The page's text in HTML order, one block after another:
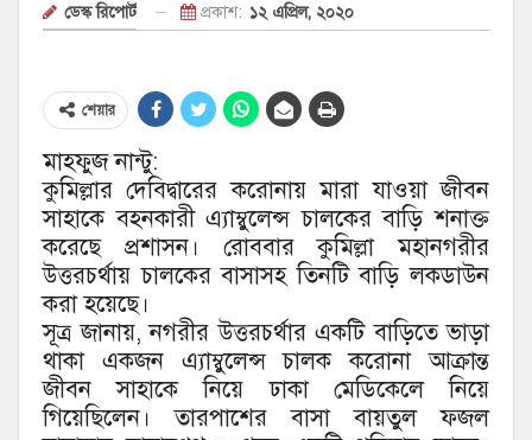
ডেস্ক রিপোর্ট প্রকাশ: ১২ এপ্রিল, ২০২০
শেয়ার
মাহফুজ নান্টু:
কুমিল্লার দেবিদ্বারের করোনায় মারা যাওয়া জীবন
সাহাকে বহনকারী এ্যাম্বুলেন্স চালকের বাড়ি শনাক্ত
করেছে প্রশাসন। রোববার কুমিল্লা মহানগরীর
উত্তরচর্থায় চালকের বাসাসহ তিনটি বাড়ি লকডাউন
করা হয়েছে।
সূত্র জানায়, নগরীর উত্তরচর্থার একটি বাড়িতে ভাড়া
থাকা একজন এ্যাম্বুলেন্স চালক করোনা আক্রান্ত
জীবন সাহাকে নিয়ে ঢাকা মেডিকেলে নিয়ে
গিয়েছিলেন। তারপাশের বাসা বায়তুল ফজল